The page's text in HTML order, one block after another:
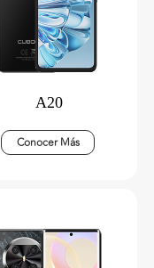
A20
Conocer Más